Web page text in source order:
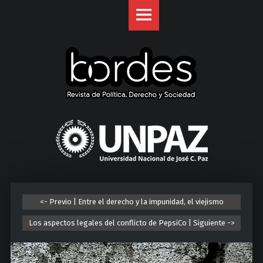
U
n
i
v
r
s
i
d
a
<- Previo | Entre el derecho y la impunidad, el viejismo
Los aspectos legales del conflicto de PepsiCo | Siguiente ->